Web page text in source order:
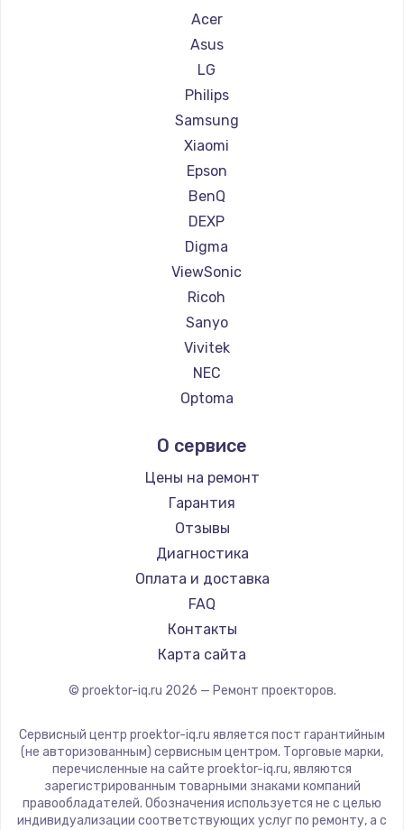
Ремонт проекторов Barco
Ремонт проекторов Xgimi
Ремонт проекторов Canon
Ремонт проекторов JVC
Ремонт проекторов Casio
Ремонт проекторов Hiper
Ремонт проекторов HITACHI
Ремонт проекторов Panasonic
Ремонт проекторов Hisense
Acer
Asus
LG
Philips
Samsung
Xiaomi
Epson
BenQ
DEXP
Digma
ViewSonic
Ricoh
Sanyo
Vivitek
NEC
Optoma
Infocus
Barco
Xgimi
Canon
JVC
Casio
Hiper
HITACHI
Panasonic
О сервисе
Цены на ремонт
Гарантия
Отзывы
Диагностика
Оплата и доставка
FAQ
Контакты
Карта сайта
© proektor-iq.ru 2026 — Ремонт проекторов.
Сервисный центр proektor-iq.ru является пост гарантийным
(не авторизованным) сервисным центром. Торговые марки,
перечисленные на сайте proektor-iq.ru, являются
зарегистрированным товарными знаками компаний
правообладателей. Обозначения используется не с целью
индивидуализации соответствующих услуг по ремонту, а с